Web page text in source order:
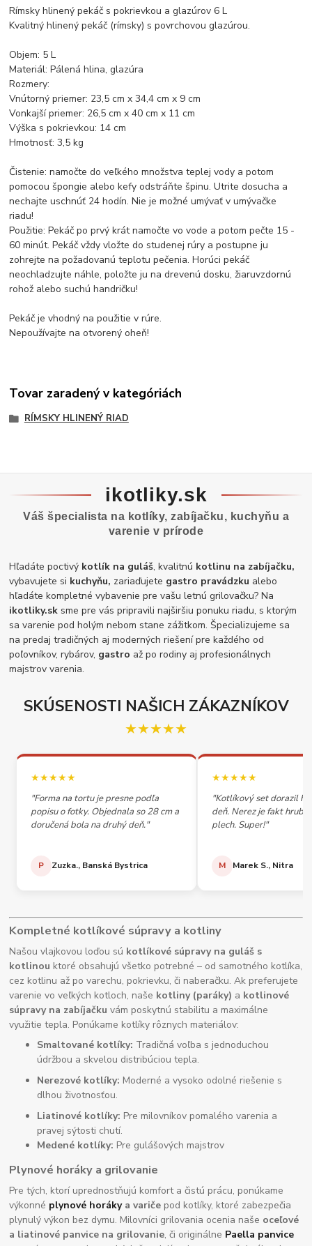
Rímsky hlinený pekáč s pokrievkou a glazúrov 6 L
Kvalitný hlinený pekáč (rímsky) s povrchovou glazúrou.
Objem: 5 L
Materiál: Pálená hlina, glazúra
Rozmery:
Vnútorný priemer: 23,5 cm x 34,4 cm x 9 cm
Vonkajší priemer: 26,5 cm x 40 cm x 11 cm
Výška s pokrievkou: 14 cm
Hmotnosť: 3,5 kg
Čistenie: namočte do veľkého množstva teplej vody a potom
pomocou špongie alebo kefy odstráňte špinu. Utrite dosucha a
nechajte uschnúť 24 hodín. Nie je možné umývať v umývačke
riadu!
Použitie: Pekáč po prvý krát namočte vo vode a potom pečte 15 -
60 minút. Pekáč vždy vložte do studenej rúry a postupne ju
zohrejte na požadovanú teplotu pečenia. Horúci pekáč
neochladzujte náhle, položte ju na drevenú dosku, žiaruvzdornú
rohož alebo suchú handričku!
Pekáč je vhodný na použitie v rúre.
Nepoužívajte na otvorený oheň!
Tovar zaradený v kategóriách
RÍMSKY HLINENÝ RIAD
ikotliky.sk
Váš špecialista na kotlíky, zabíjačku, kuchyňu a
varenie v prírode
Hľadáte poctivý kotlík na guláš, kvalitnú kotlinu na zabíjačku,
vybavujete si kuchyňu, zariaďujete gastro pravádzku alebo
hľadáte kompletné vybavenie pre vašu letnú grilovačku? Na
ikotliky.sk sme pre vás pripravili najširšiu ponuku riadu, s ktorým
sa varenie pod holým nebom stane zážitkom. Špecializujeme sa
na predaj tradičných aj moderných riešení pre každého od
poľovníkov, rybárov, gastro až po rodiny aj profesionálnych
majstrov varenia.
SKÚSENOSTI NAŠICH ZÁKAZNÍKOV
★★★★★
★★★★★
"Forma na tortu je presne podľa
popisu o fotky. Objednala so 28 cm a
doručená bola na druhý deň."
P Zuzka., Banská Bystrica
★★★★★
"Kotlíkový set dorazil
deň. Nerez je fakt
plech. Super!"
M Marek S., Nitra
Kompletné kotlíkové súpravy a kotliny
Našou vlajkovou loďou sú kotlíkové súpravy na guláš s
kotlinou ktoré obsahujú všetko potrebné – od samotného kotlíka,
cez kotlinu až po varechu, pokrievku, či naberačku. Ak preferujete
varenie vo veľkých kotloch, naše kotliny (paráky) a kotlinové
súpravy na zabíjačku vám poskytnú stabilitu a maximálne
využitie tepla. Ponúkame kotlíky rôznych materiálov:
Smaltované kotlíky: Tradičná voľba s jednoduchou
údržbou a skvelou distribúciou tepla.
Nerezové kotlíky: Moderné a vysoko odolné riešenie s
dlhou životnosťou.
Liatinové kotlíky: Pre milovníkov pomalého varenia a
pravej sýtosti chutí.
Medené kotlíky: Pre gulášových majstrov
Plynové horáky a grilovanie
Pre tých, ktorí uprednostňujú komfort a čistú prácu, ponúkame
výkonné plynové horákya variče pod kotlíky, ktoré zabezpečia
plynulý výkon bez dymu. Milovníci grilovania ocenia naše oceľové
a liatinové panvice na grilovanie, či originálne Paella panvice